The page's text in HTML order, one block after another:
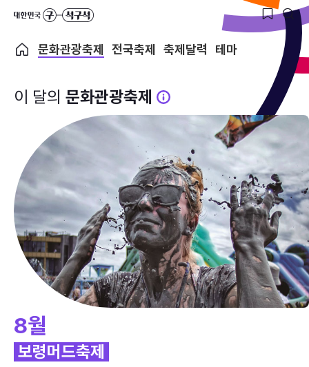
문화관광축제 전국축제 축제달력 테마
이 달의 문화관광축제
8월
보령머드축제